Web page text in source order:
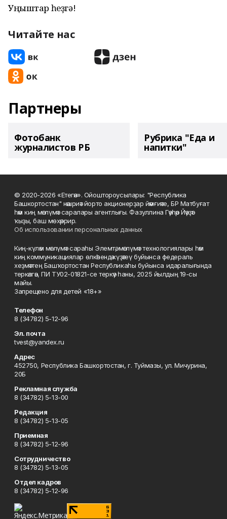
Уңыштар һеҙгә!
Читайте нас
Партнеры
Фотобанк
журналистов РБ
Рубрика "Еда и
напитки"
© 2020-2026 «Етегән». Ойоштороусылары: "Республика
Башкортостан" нәшриәт йорто акционерҙар йәмғиәте, БР Матбуғат
һәм киң мәғлүмәт саралары агентлығы. Фазуллина Гәүһәр Йәүҙәт
ҡыҙы, баш мөхәррир.
Об использовании персональных данных
Киң-күләм мәғлүмәт сараһы Элемтә, мәғлүмәт технологиялары һәм
киң коммуникациялар өлкәһендә күҙәтеү буйынса федераль
хеҙмәттең Башҡортостан Республикаһы буйынса идаралығында
теркәлгән, ПИ ТУ02-01821-се теркәү һаны, 2025 йылдың 19-сы
майы.
Запрещено для детей «18+»
Телефон
8 (34782) 5-12-96
Эл. почта
tvest@yandex.ru
Адрес
452750, Республика Башкортостан, г. Туймазы, ул. Мичурина,
20Б
Рекламная служба
8 (34782) 5-13-00
Редакция
8 (34782) 5-13-05
Приемная
8 (34782) 5-12-96
Сотрудничество
8 (34782) 5-13-05
Отдел кадров
8 (34782) 5-12-96